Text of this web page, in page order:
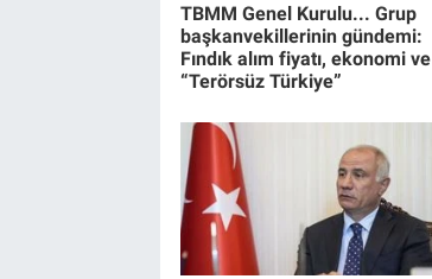
TBMM Genel Kurulu... Grup
başkanvekillerinin gündemi:
Fındık alım fiyatı, ekonomi ve
“Terörsüz Türkiye”